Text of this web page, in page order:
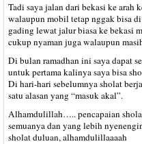
Tadi saya jalan dari bekasi ke arah
walaupun mobil tetap nggak bisa
gading lewat jalur biasa ke bekasi
cukup nyaman juga walaupun
Di bulan ramadhan ini saya dapat
untuk pertama kalinya saya bisa
Di hari-hari sebelumnya sholat
satu alasan yang “masuk akal”.
Alhamdulillah….. pencapaian
semuanya dan yang lebih
sholat duluan, alhamdulillaaaah